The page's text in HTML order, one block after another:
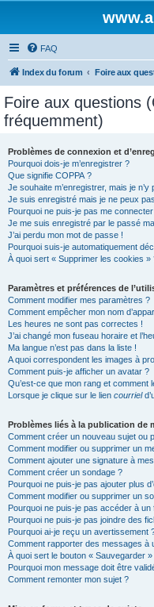
FAQ
Index du forum Foire aux
Foire aux questions
fréquemment)
Problèmes de connexion et
Pourquoi dois-je m’enregistrer ?
Que signifie COPPA ?
Je souhaite m’enregistrer, mais je n’y
Je suis enregistré mais je ne peux
Pourquoi ne puis-je pas me
Je me suis enregistré par le passé
J’ai perdu mon mot de passe !
Pourquoi suis-je automatiquement
À quoi sert « Supprimer les cookies »
Paramètres et préférences de
Comment modifier mes paramètres ?
Comment empêcher mon nom
Les heures ne sont pas correctes !
J’ai changé mon fuseau horaire et
Ma langue n’est pas dans la liste !
A quoi correspondent les images à
Comment puis-je afficher un avatar ?
Qu’est-ce que mon rang et comment
Lorsque je clique sur le lien courriel
Problèmes liés à la publication de
Comment créer un nouveau sujet ou
Comment modifier ou supprimer un
Comment ajouter une signature à
Comment créer un sondage ?
Pourquoi ne puis-je pas ajouter plus
Comment modifier ou supprimer un
Pourquoi ne puis-je pas accéder à un
Pourquoi ne puis-je pas joindre des
Pourquoi ai-je reçu un avertissement
Comment rapporter des messages à
À quoi sert le bouton « Sauvegarder
Pourquoi mon message doit être
Comment remonter mon sujet ?